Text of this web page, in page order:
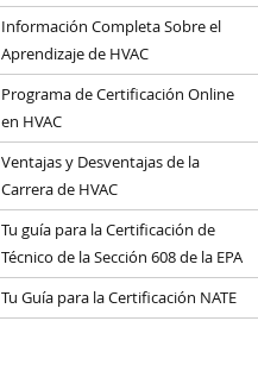
Información Completa Sobre el
Aprendizaje de HVAC
Programa de Certificación Online
en HVAC
Ventajas y Desventajas de la
Carrera de HVAC
Tu guía para la Certificación de
Técnico de la Sección 608 de la EPA
Tu Guía para la Certificación NATE